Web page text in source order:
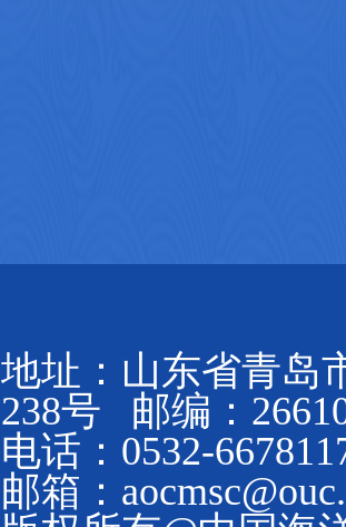
地址：山东省青岛
238号 邮编：
电话：0532-
邮箱：